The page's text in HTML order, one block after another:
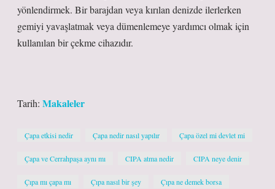
yönlendirmek. Bir barajdan veya kırılan denizde ilerlerken
gemiyi yavaşlatmak veya dümenlemeye yardımcı olmak için
kullanılan bir çekme cihazıdır.
Tarih: Makaleler
Çapa etkisi nedir Çapa nedir nasıl yapılır Çapa özel mi devlet mi
Çapa ve Cerrahpaşa aynı mı CIPA atma nedir CIPA neye denir
Çıpa mı çapa mı Çıpa nasıl bir şey Çıpa ne demek borsa